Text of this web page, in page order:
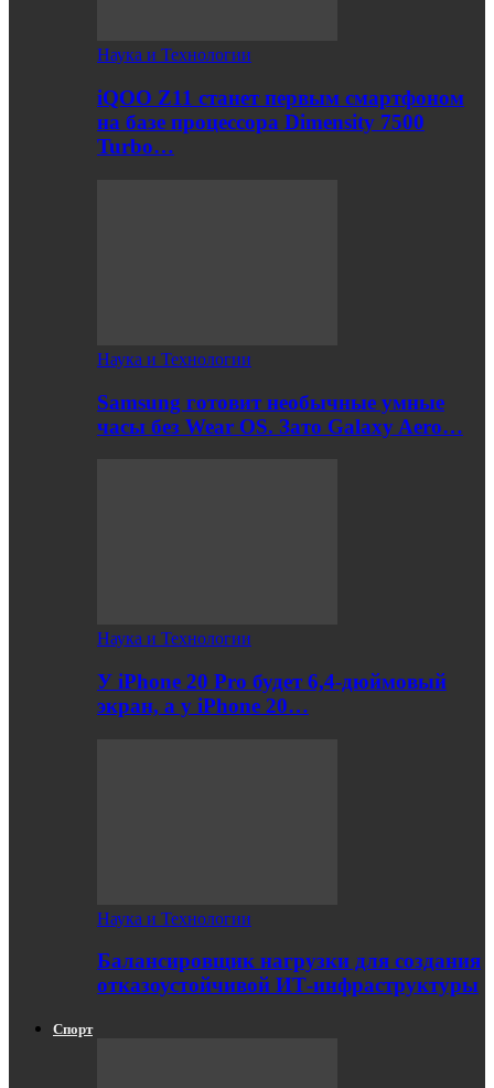
Наука и Технологии
iQOO Z11 станет первым смартфоном
на базе процессора Dimensity 7500
Turbo…
Наука и Технологии
Samsung готовит необычные умные
часы без Wear OS. Зато Galaxy Aero…
Наука и Технологии
У iPhone 20 Pro будет 6,4-дюймовый
экран, а у iPhone 20…
Наука и Технологии
Балансировщик нагрузки для создания
отказоустойчивой ИТ-инфраструктуры
Спорт